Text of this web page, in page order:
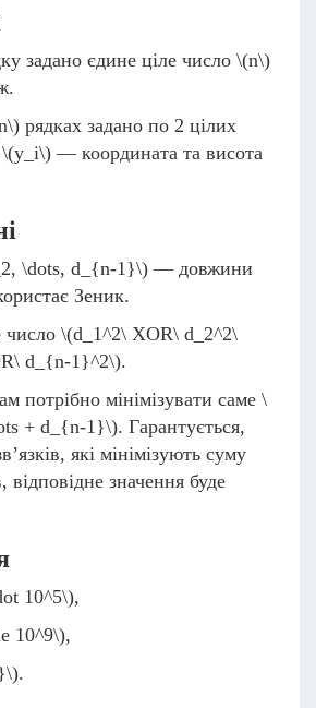
задано єдине ціле число \(n\)
рядках задано по 2 цілих
\(y_i\) — координата та висота
\dots, d_{n-1}\) — довжини
Зеник.
число \(d_1^2\ XOR\ d_2^2\
d_{n-1}^2\).
потрібно мінімізувати саме \
+ d_{n-1}\). Гарантується,
які мінімізують суму
відповідне значення буде
10^5\),
10^9\),
.